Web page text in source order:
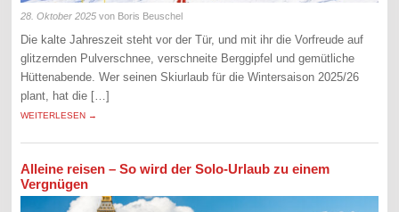
28. Oktober 2025 von Boris Beuschel
Die kalte Jahreszeit steht vor der Tür, und mit ihr die Vorfreude auf
glitzernden Pulverschnee, verschneite Berggipfel und gemütliche
Hüttenabende. Wer seinen Skiurlaub für die Wintersaison 2025/26
plant, hat die […]
WEITERLESEN →
Alleine reisen – So wird der Solo-Urlaub zu einem
Vergnügen